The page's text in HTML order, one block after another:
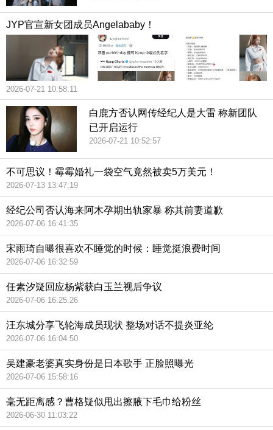
JYP官宣新女团成员Angelababy！
2026-07-21 10:58:11
白鹿方否认网传经纪人是大雷 称新团队
已开启运行
2026-07-21 10:52:57
不可思议！霉霉婚礼一袋空气竟然被卖5万美元！
2026-07-13 13:47:19
经纪公司否认海来阿木孕期出轨家暴 称其前妻道歉
2026-07-06 16:41:35
宋雨琦自曝很喜欢不睡觉的时候：睡觉挺浪费时间
2026-07-06 16:32:59
任素汐疑回应杨紫获白玉兰视后争议
2026-07-06 16:25:26
汪东城分享飞轮海成员现状 整场对话不提炎亚纶
2026-07-06 16:04:50
吴建豪老婆真实身份是日本歌手 正脸照曝光
2026-07-06 15:58:16
毫无距离感？曹格疑似甩出擦腋下毛巾给粉丝
2026-06-30 11:03:22